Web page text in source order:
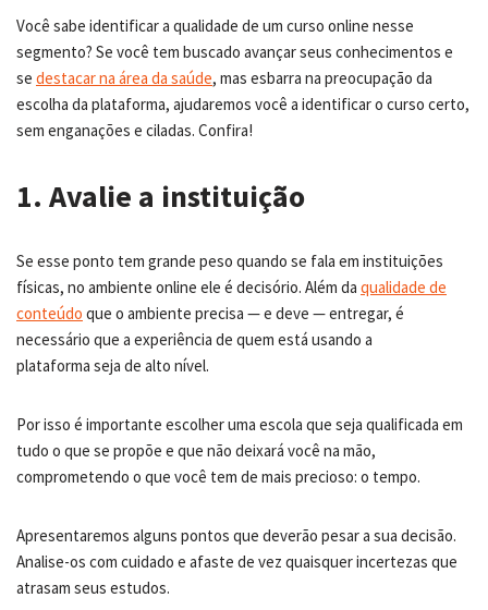
Você sabe identificar a qualidade de um curso online nesse
segmento? Se você tem buscado avançar seus conhecimentos e
se destacar na área da saúde, mas esbarra na preocupação da
escolha da plataforma, ajudaremos você a identificar o curso certo,
sem enganações e ciladas. Confira!
1. Avalie a instituição
Se esse ponto tem grande peso quando se fala em instituições
físicas, no ambiente online ele é decisório. Além da qualidade de
conteúdo que o ambiente precisa —e deve —entregar, é
necessário que a experiência de quem está usando a
plataforma seja de alto nível.
Por isso é importante escolher uma escola que seja qualificada em
tudo o que se propõe e que não deixará você na mão,
comprometendo o que você tem de mais precioso: o tempo.
Apresentaremos alguns pontos que deverão pesar a sua decisão.
Analise-os com cuidado e afaste de vez quaisquer incertezas que
atrasam seus estudos.